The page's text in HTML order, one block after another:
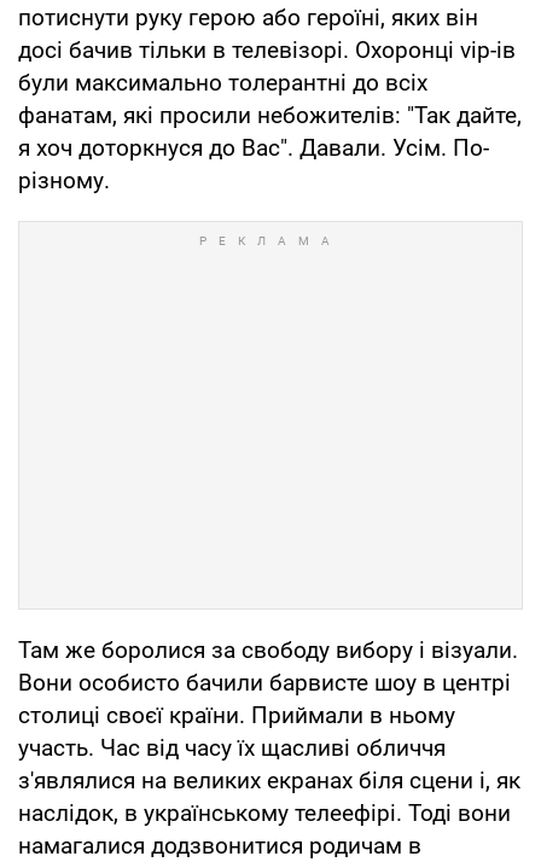
потиснути руку герою або героїні, яких він
досі бачив тільки в телевізорі. Охоронці vip-ів
були максимально толерантні до всіх
фанатам, які просили небожителів: "Так дайте,
я хоч доторкнуся до Вас". Давали. Усім. По-
різному.
Там же боролися за свободу вибору і візуали.
Вони особисто бачили барвисте шоу в центрі
столиці своєї країни. Приймали в ньому
участь. Час від часу їх щасливі обличчя
з'являлися на великих екранах біля сцени і, як
наслідок, в українському телеефірі. Тоді вони
намагалися додзвонитися родичам в